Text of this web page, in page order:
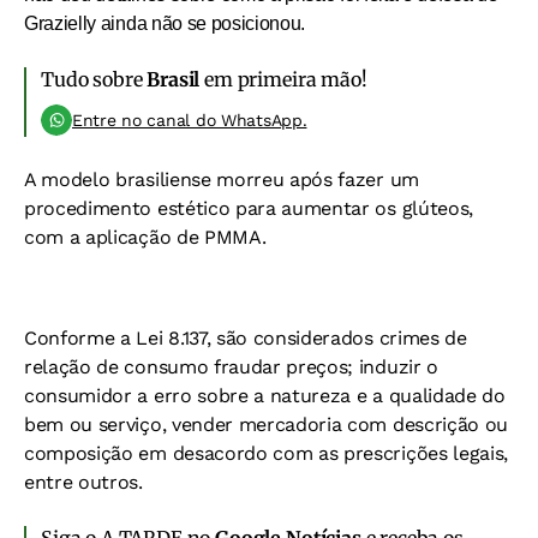
Grazielly ainda não se posicionou.
Tudo sobreBrasil em primeira mão!
Entre no canal do WhatsApp.
A modelo brasiliense morreu após fazer um
procedimento estético para aumentar os glúteos,
com a aplicação de PMMA.
Conforme a Lei 8.137, são considerados crimes de
relação de consumo fraudar preços; induzir o
consumidor a erro sobre a natureza e a qualidade do
bem ou serviço, vender mercadoria com descrição ou
composição em desacordo com as prescrições legais,
entre outros.